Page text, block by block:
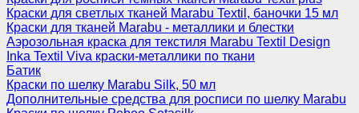
Краски для светлых тканей Marabu Textil, баночки 15 мл
Краски для тканей Marabu - металлики и блестки
Аэрозольная краска для текстиля Marabu Textil Design
Inka Textil Viva краски-металлики по ткани
Батик
Краски по шелку Marabu Silk, 50 мл
Дополнительные средства для росписи по шелку Marabu